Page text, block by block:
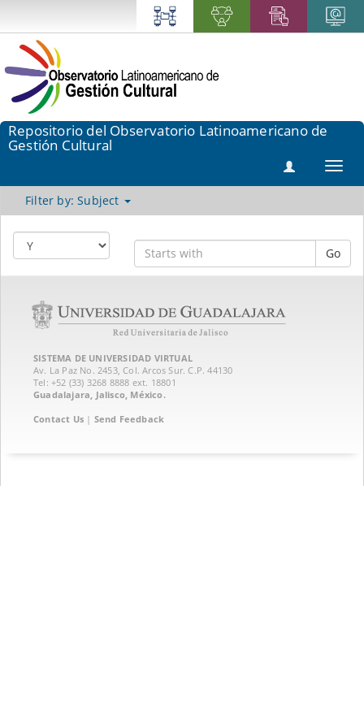
Repositorio del Observatorio Latinoamericano de
Gestión Cultural
Filter by: Subject
Go
SISTEMA DE UNIVERSIDAD VIRTUAL
Av. La Paz No. 2453, Col. Arcos Sur. C.P. 44130
Tel: +52 (33) 3268 8888‏ ext. 18801
Guadalajara, Jalisco, México.
Contact Us | Send Feedback